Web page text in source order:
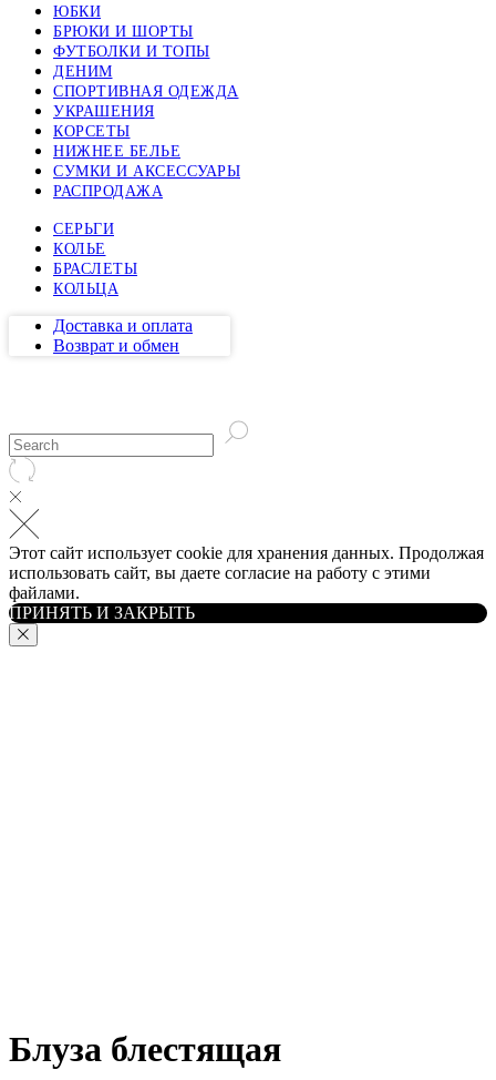
ЮБКИ
БРЮКИ И ШОРТЫ
ФУТБОЛКИ И ТОПЫ
ДЕНИМ
СПОРТИВНАЯ ОДЕЖДА
УКРАШЕНИЯ
КОРСЕТЫ
НИЖНЕЕ БЕЛЬЕ
СУМКИ И АКСЕССУАРЫ
РАСПРОДАЖА
СЕРЬГИ
КОЛЬЕ
БРАСЛЕТЫ
КОЛЬЦА
Доставка и оплата
Возврат и обмен
Этот сайт использует cookie для хранения данных. Продолжая
использовать сайт, вы даете согласие на работу с этими
файлами.
ПРИНЯТЬ И ЗАКРЫТЬ
Блуза блестящая